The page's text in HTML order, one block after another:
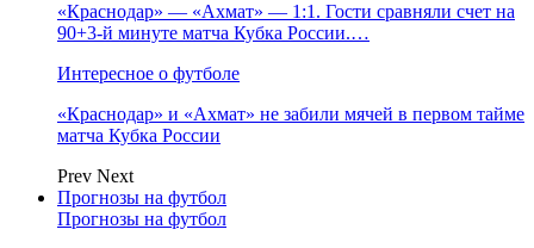
«Краснодар» — «Ахмат» — 1:1. Гости сравняли счет на
90+3‑й минуте матча Кубка России.…
Интересное о футболе
«Краснодар» и «Ахмат» не забили мячей в первом тайме
матча Кубка России
Prev Next
Прогнозы на футбол
Прогнозы на футбол